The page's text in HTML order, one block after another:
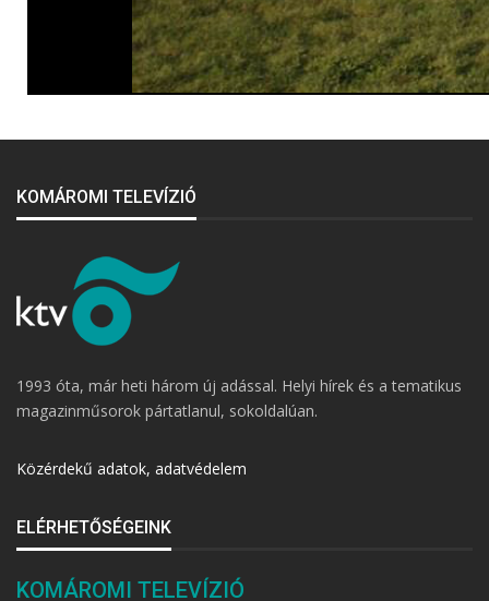
KOMÁROMI TELEVÍZIÓ
1993 óta, már heti három új adással. Helyi hírek és a tematikus
magazinműsorok pártatlanul, sokoldalúan.
Közérdekű adatok, adatvédelem
ELÉRHETŐSÉGEINK
KOMÁROMI TELEVÍZIÓ